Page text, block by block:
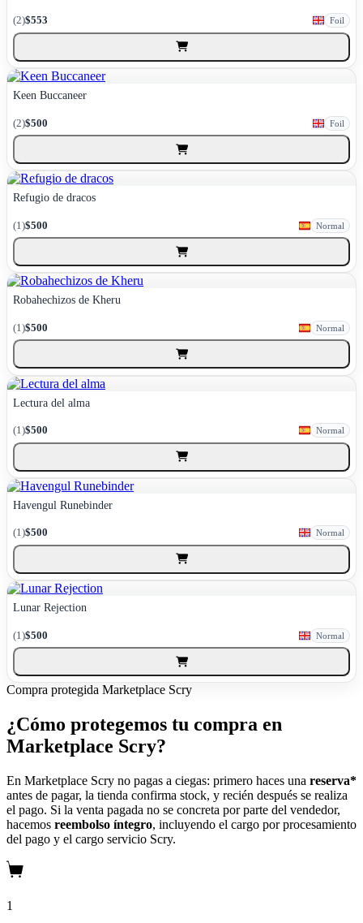
(2)$553 Foil
Keen Buccaneer
(2)$500 Foil
Refugio de dracos
(1)$500 Normal
Robahechizos de Kheru
(1)$500 Normal
Lectura del alma
(1)$500 Normal
Havengul Runebinder
(1)$500 Normal
Lunar Rejection
(1)$500 Normal
Compra protegida Marketplace Scry
¿Cómo protegemos tu compra en
Marketplace Scry?
En Marketplace Scry no pagas a ciegas: primero haces una reserva*
antes de pagar, la tienda confirma stock, y recién después se realiza
el pago. Si la venta pagada no se concreta por parte del vendedor,
hacemos reembolso íntegro, incluyendo el cargo por procesamiento
del pago y el cargo servicio Scry.
1